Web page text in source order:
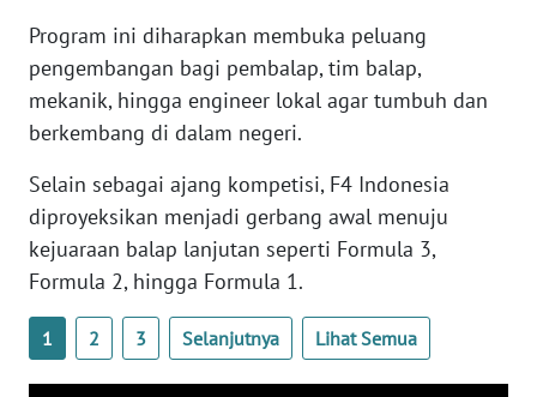
Program ini diharapkan membuka peluang
pengembangan bagi pembalap, tim balap,
mekanik, hingga engineer lokal agar tumbuh dan
berkembang di dalam negeri.
Selain sebagai ajang kompetisi, F4 Indonesia
diproyeksikan menjadi gerbang awal menuju
kejuaraan balap lanjutan seperti Formula 3,
Formula 2, hingga Formula 1.
1 2 3 Selanjutnya Lihat Semua
WN
BANTEN
NTT
WN
KEPRI
PAPUA